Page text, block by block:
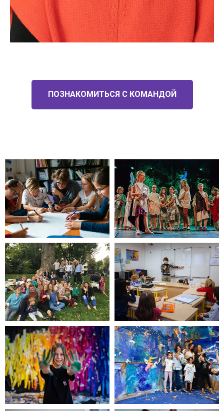
ПОЗНАКОМИТЬСЯ С КОМАНДОЙ